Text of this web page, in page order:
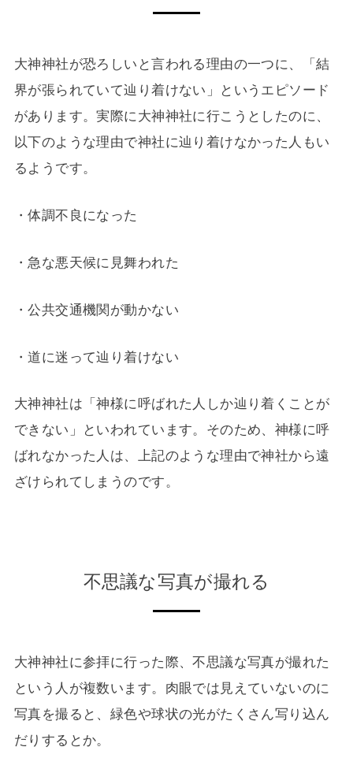
大神神社が恐ろしいと言われる理由の一つに、「結
界が張られていて辿り着けない」というエピソード
があります。実際に大神神社に行こうとしたのに、
以下のような理由で神社に辿り着けなかった人もい
るようです。
・体調不良になった
・急な悪天候に見舞われた
・公共交通機関が動かない
・道に迷って辿り着けない
大神神社は「神様に呼ばれた人しか辿り着くことが
できない」といわれています。そのため、神様に呼
ばれなかった人は、上記のような理由で神社から遠
ざけられてしまうのです。
不思議な写真が撮れる
大神神社に参拝に行った際、不思議な写真が撮れた
という人が複数います。肉眼では見えていないのに
写真を撮ると、緑色や球状の光がたくさん写り込ん
だりするとか。